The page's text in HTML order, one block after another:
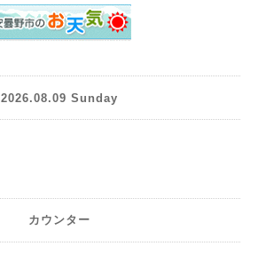
2026.08.09 Sunday
カウンター